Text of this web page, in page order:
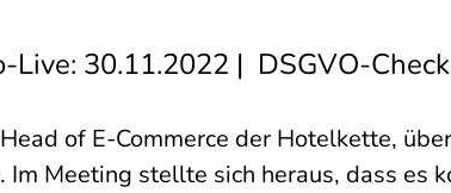
30.11.2022 | DSGVO-
of E-Commerce der Hotelkette,
Im Meeting stellte sich heraus, dass es